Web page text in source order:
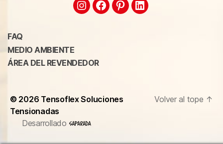
FAQ
MEDIO AMBIENTE
ÁREA DEL REVENDEDOR
© 2026 Tensoflex Soluciones
Tensionadas
Desarrollado
Volver al tope ↑